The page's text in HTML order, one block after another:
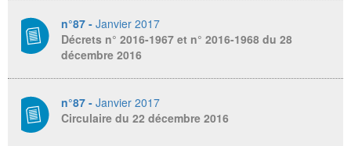
n°87 - Janvier 2017
Décrets n° 2016-1967 et n° 2016-1968 du 28
décembre 2016
n°87 - Janvier 2017
Circulaire du 22 décembre 2016